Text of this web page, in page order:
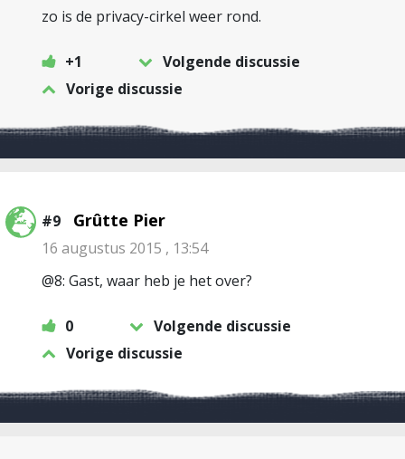
zo is de privacy-cirkel weer rond.
+1
Volgende discussie
Vorige discussie
#9 Grûtte Pier
16 augustus 2015 , 13:54
@8: Gast, waar heb je het over?
0
Volgende discussie
Vorige discussie